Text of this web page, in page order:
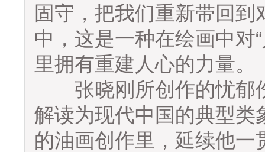
固守，把我们重新带回
中，这是一种在绘画中对“
里拥有重建人心的力量。
张晓刚所创作的忧郁
解读为现代中国的典型类
的油画创作里，延续他